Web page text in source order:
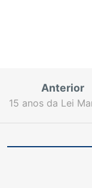
Anterior
15 anos da Lei
cearenses
avanços,